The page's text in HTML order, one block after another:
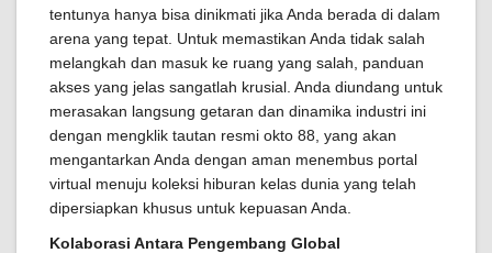
tentunya hanya bisa dinikmati jika Anda berada di dalam
arena yang tepat. Untuk memastikan Anda tidak salah
melangkah dan masuk ke ruang yang salah, panduan
akses yang jelas sangatlah krusial. Anda diundang untuk
merasakan langsung getaran dan dinamika industri ini
dengan mengklik tautan resmi okto 88, yang akan
mengantarkan Anda dengan aman menembus portal
virtual menuju koleksi hiburan kelas dunia yang telah
dipersiapkan khusus untuk kepuasan Anda.
Kolaborasi Antara Pengembang Global